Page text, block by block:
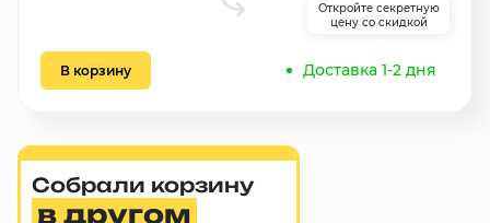
Откройте секретную
цену со скидкой
В корзину Доставка 1-2 дня
Собрали корзину
в другом